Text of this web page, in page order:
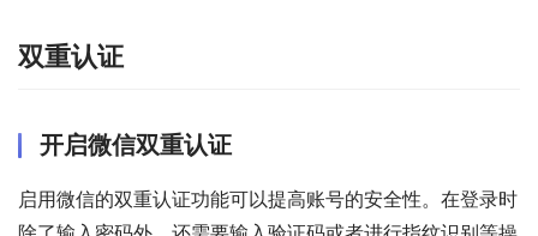
双重认证
开启微信双重认证
启用微信的双重认证功能可以提高账号的安全性。在登录时